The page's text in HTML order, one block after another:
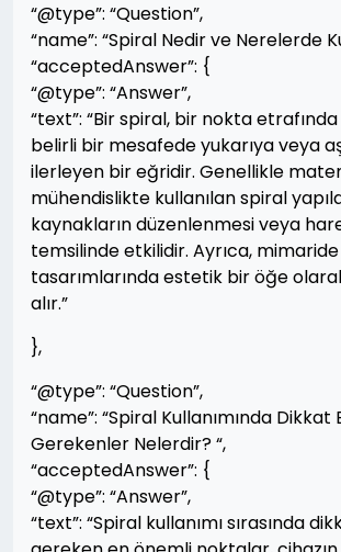
“@type”: “Question”,
“name”: “Spiral Nedir ve Nerelerde
“acceptedAnswer”: {
“@type”: “Answer”,
“text”: “Bir spiral, bir nokta
belirli bir mesafede yukarıya veya
ilerleyen bir eğridir. Genellikle
mühendislikte kullanılan spiral
kaynakların düzenlenmesi veya
temsilinde etkilidir. Ayrıca,
tasarımlarında estetik bir öğe
alır.”
},
“@type”: “Question”,
“name”: “Spiral Kullanımında Dikkat
Gerekenler Nelerdir? “,
“acceptedAnswer”: {
“@type”: “Answer”,
“text”: “Spiral kullanımı sırasında